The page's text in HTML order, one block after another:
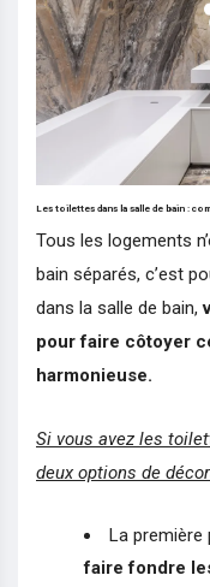
Les toilettes dans la salle de bain :
Tous les logements
bain séparés, c’est
dans la salle de bain,
pour faire côtoyer
harmonieuse.
Si vous avez les
deux options de
La première
faire fondre